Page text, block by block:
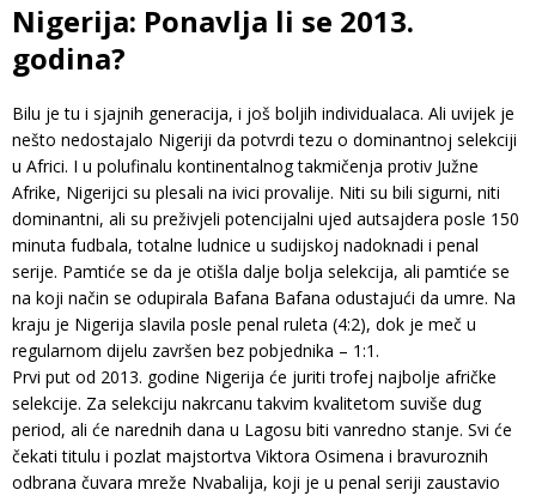
Nigerija: Ponavlja li se 2013.
godina?
Bilu je tu i sjajnih generacija, i još boljih individualaca. Ali uvijek je
nešto nedostajalo Nigeriji da potvrdi tezu o dominantnoj selekciji
u Africi. I u polufinalu kontinentalnog takmičenja protiv Južne
Afrike, Nigerijci su plesali na ivici provalije. Niti su bili sigurni, niti
dominantni, ali su preživjeli potencijalni ujed autsajdera posle 150
minuta fudbala, totalne ludnice u sudijskoj nadoknadi i penal
serije. Pamtiće se da je otišla dalje bolja selekcija, ali pamtiće se
na koji način se odupirala Bafana Bafana odustajući da umre. Na
kraju je Nigerija slavila posle penal ruleta (4:2), dok je meč u
regularnom dijelu završen bez pobjednika – 1:1.
Prvi put od 2013. godine Nigerija će juriti trofej najbolje afričke
selekcije. Za selekciju nakrcanu takvim kvalitetom suviše dug
period, ali će narednih dana u Lagosu biti vanredno stanje. Svi će
čekati titulu i pozlat majstortva Viktora Osimena i bravuroznih
odbrana čuvara mreže Nvabalija, koji je u penal seriji zaustavio